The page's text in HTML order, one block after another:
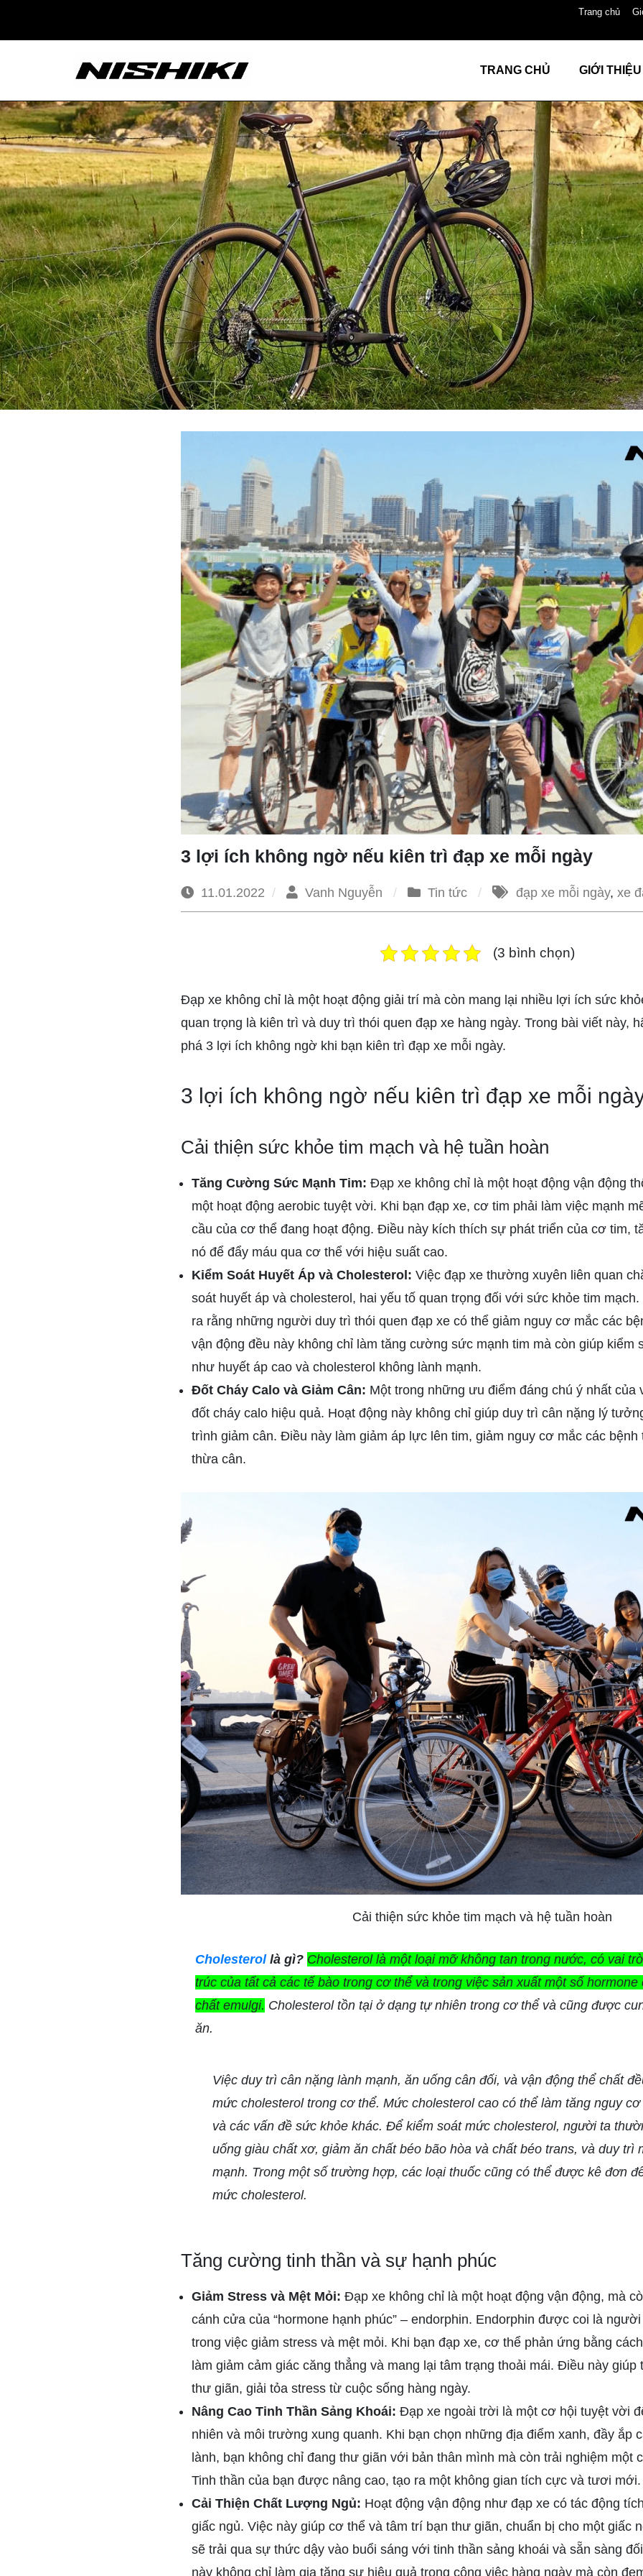
Trang chủ
Nishiki – Xe Đạp
Nhật Bản – Since
1965
TRANG CHỦ GIỚI THIỆU
3 lợi ích không ngờ nếu kiên trì đạp xe mỗi ngày
11.01.2022 Vanh Nguyễn Tin tức đạp xe mỗi ngày, xe
(3 bình chọn)
Đạp xe không chỉ là một hoạt động giải trí mà còn mang lại nhiều lợi ích sức
quan trọng là kiên trì và duy trì thói quen đạp xe hàng ngày. Trong bài viết này,
phá 3 lợi ích không ngờ khi bạn kiên trì đạp xe mỗi ngày.
3 lợi ích không ngờ nếu kiên trì đạp xe mỗi
Cải thiện sức khỏe tim mạch và hệ tuần hoàn
Tăng Cường Sức Mạnh Tim: Đạp xe không chỉ là một hoạt động vận động
một hoạt động aerobic tuyệt vời. Khi bạn đạp xe, cơ tim phải làm việc mạnh
cầu của cơ thể đang hoạt động. Điều này kích thích sự phát triển của cơ tim,
nó để đẩy máu qua cơ thể với hiệu suất cao.
Kiểm Soát Huyết Áp và Cholesterol: Việc đạp xe thường xuyên liên quan
soát huyết áp và cholesterol, hai yếu tố quan trọng đối với sức khỏe tim
ra rằng những người duy trì thói quen đạp xe có thể giảm nguy cơ mắc các
vận động đều này không chỉ làm tăng cường sức mạnh tim mà còn giúp kiểm
như huyết áp cao và cholesterol không lành mạnh.
Đốt Cháy Calo và Giảm Cân: Một trong những ưu điểm đáng chú ý nhất của
đốt cháy calo hiệu quả. Hoạt động này không chỉ giúp duy trì cân nặng lý
trình giảm cân. Điều này làm giảm áp lực lên tim, giảm nguy cơ mắc các bệnh
thừa cân.
Cải thiện sức khỏe tim mạch và hệ tuần hoàn
Cholesterollà gì? Cholesterol là một loại mỡ không tan trong nước, có vai
trúc của tất cả các tế bào trong cơ thể và trong việc sản xuất một số
chất emulgi. Cholesterol tồn tại ở dạng tự nhiên trong cơ thể và cũng được
ăn.
Việc duy trì cân nặng lành mạnh, ăn uống cân đối, và vận động thể chất
mức cholesterol trong cơ thể. Mức cholesterol cao có thể làm tăng nguy
và các vấn đề sức khỏe khác. Để kiểm soát mức cholesterol, người ta
uống giàu chất xơ, giảm ăn chất béo bão hòa và chất béo trans, và duy trì
mạnh. Trong một số trường hợp, các loại thuốc cũng có thể được kê đơn
mức cholesterol.
Tăng cường tinh thần và sự hạnh phúc
Giảm Stress và Mệt Mỏi: Đạp xe không chỉ là một hoạt động vận động, mà
cánh cửa của “hormone hạnh phúc” – endorphin. Endorphin được coi là
trong việc giảm stress và mệt mỏi. Khi bạn đạp xe, cơ thể phản ứng bằng
làm giảm cảm giác căng thẳng và mang lại tâm trạng thoải mái. Điều này giúp
thư giãn, giải tỏa stress từ cuộc sống hàng ngày.
Nâng Cao Tinh Thần Sảng Khoái: Đạp xe ngoài trời là một cơ hội tuyệt vời
nhiên và môi trường xung quanh. Khi bạn chọn những địa điểm xanh, đầy ắp
lành, bạn không chỉ đang thư giãn với bản thân mình mà còn trải nghiệm một
Tinh thần của bạn được nâng cao, tạo ra một không gian tích cực và tươi mới.
Cải Thiện Chất Lượng Ngủ: Hoạt động vận động như đạp xe có tác động
giấc ngủ. Việc này giúp cơ thể và tâm trí bạn thư giãn, chuẩn bị cho một giấc
sẽ trải qua sự thức dậy vào buổi sáng với tinh thần sảng khoái và sẵn sàng
này không chỉ làm gia tăng sự hiệu quả trong công việc hàng ngày mà còn